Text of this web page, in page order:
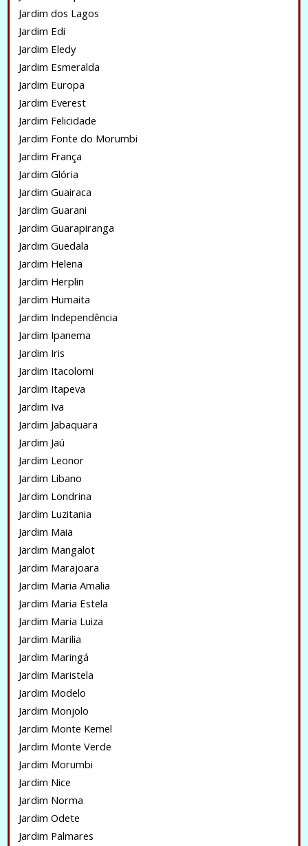
Jardim dos Lagos
Jardim Edi
Jardim Eledy
Jardim Esmeralda
Jardim Europa
Jardim Everest
Jardim Felicidade
Jardim Fonte do Morumbi
Jardim França
Jardim Glória
Jardim Guairaca
Jardim Guarani
Jardim Guarapiranga
Jardim Guedala
Jardim Helena
Jardim Herplin
Jardim Humaita
Jardim Independência
Jardim Ipanema
Jardim Iris
Jardim Itacolomi
Jardim Itapeva
Jardim Iva
Jardim Jabaquara
Jardim Jaú
Jardim Leonor
Jardim Libano
Jardim Londrina
Jardim Luzitania
Jardim Maia
Jardim Mangalot
Jardim Marajoara
Jardim Maria Amalia
Jardim Maria Estela
Jardim Maria Luiza
Jardim Marilia
Jardim Maringá
Jardim Maristela
Jardim Modelo
Jardim Monjolo
Jardim Monte Kemel
Jardim Monte Verde
Jardim Morumbi
Jardim Nice
Jardim Norma
Jardim Odete
Jardim Palmares